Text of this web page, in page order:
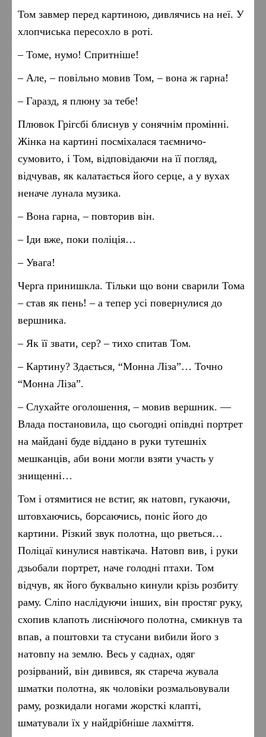
Том завмер перед картиною, дивлячись на неї. У
хлопчиська пересохло в роті.
– Томе, нумо! Спритніше!
– Але, – повільно мовив Том, – вона ж гарна!
– Гаразд, я плюну за тебе!
Плювок Грігсбі блиснув у сонячнім промінні.
Жінка на картині посміхалася таємничо-
сумовито, і Том, відповідаючи на її погляд,
відчував, як калатається його серце, а у вухах
неначе лунала музика.
– Вона гарна, – повторив він.
– Іди вже, поки поліція…
– Увага!
Черга принишкла. Тільки що вони сварили Тома
– став як пень! – а тепер усі повернулися до
вершника.
– Як її звати, сер? – тихо спитав Том.
– Картину? Здається, “Монна Ліза”… Точно
“Монна Ліза”.
– Слухайте оголошення, – мовив вершник. —
Влада постановила, що сьогодні опівдні портрет
на майдані буде віддано в руки тутешніх
мешканців, аби вони могли взяти участь у
знищенні…
Том і отямитися не встиг, як натовп, гукаючи,
штовхаючись, борсаючись, поніс його до
картини. Різкий звук полотна, що рветься…
Поліцаї кинулися навтікача. Натовп вив, і руки
дзьобали портрет, наче голодні птахи. Том
відчув, як його буквально кинули крізь розбиту
раму. Сліпо наслідуючи інших, він простяг руку,
схопив клапоть лисніючого полотна, смикнув та
впав, а поштовхи та стусани вибили його з
натовпу на землю. Весь у саднах, одяг
розірваний, він дивився, як стареча жувала
шматки полотна, як чоловіки розмальовували
раму, розкидали ногами жорсткі клапті,
шматували їх у найдрібніше лахміття.